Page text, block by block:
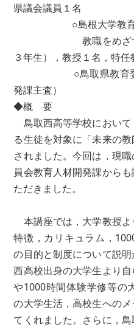
県議会議員１名
○島根大学教育
教職をめざす学生
３年生），教授１名，特任
○鳥取県教育委員
発課主査）
◆概 要
鳥取西高等学校におい
る生徒を対象に「未来の
されました。今回は，現
員会教育人材開発課から
ただきました。
本講座では，大学教授
特徴，カリキュラム，
の目的と制度について説
西高校出身の大学生より
や1000時間体験学修等の
の大学生活，高校生への
てくれました。さらに，